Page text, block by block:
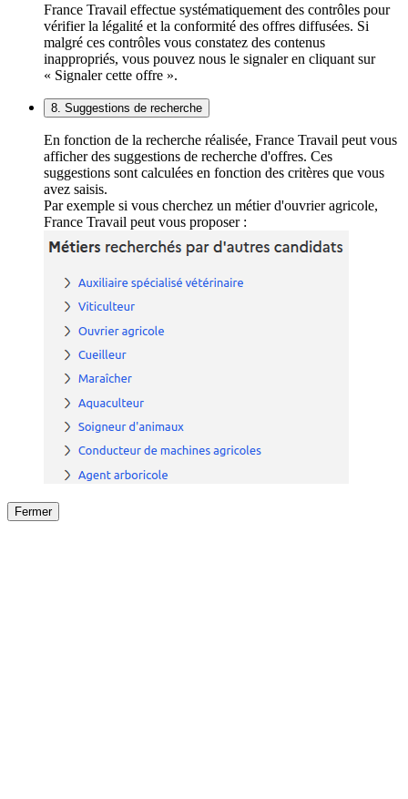
France Travail effectue systématiquement des contrôles pour
vérifier la légalité et la conformité des offres diffusées. Si
malgré ces contrôles vous constatez des contenus
inappropriés, vous pouvez nous le signaler en cliquant sur
« Signaler cette offre ».
8. Suggestions de recherche
En fonction de la recherche réalisée, France Travail peut vous
afficher des suggestions de recherche d'offres. Ces
suggestions sont calculées en fonction des critères que vous
avez saisis.
Par exemple si vous cherchez un métier d'ouvrier agricole,
France Travail peut vous proposer :
Fermer